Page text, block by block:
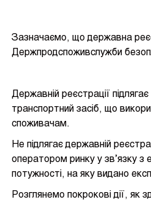
Зазначаємо, що державна
Держпродспоживслужби
Державній реєстрації
транспортний засіб, що
споживачам.
Не підлягає державній
оператором ринку у зв’язку з
потужності, на яку видано
Розглянемо покрокові дії, як